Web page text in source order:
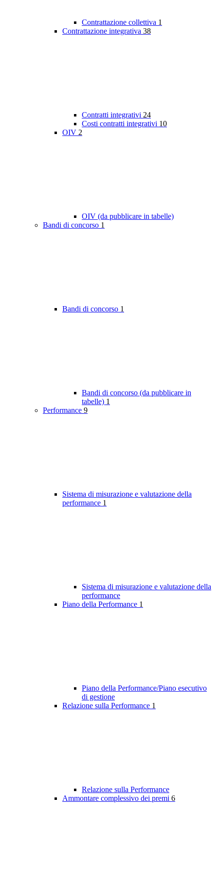
Contrattazione collettiva 1
Contrattazione integrativa 38
Contratti integrativi 24
Costi contratti integrativi 10
OIV 2
OIV (da pubblicare in tabelle)
Bandi di concorso 1
Bandi di concorso 1
Bandi di concorso (da pubblicare in
tabelle) 1
Performance 9
Sistema di misurazione e valutazione della
performance 1
Sistema di misurazione e valutazione della
performance
Piano della Performance 1
Piano della Performance/Piano esecutivo
di gestione
Relazione sulla Performance 1
Relazione sulla Performance
Ammontare complessivo dei premi 6